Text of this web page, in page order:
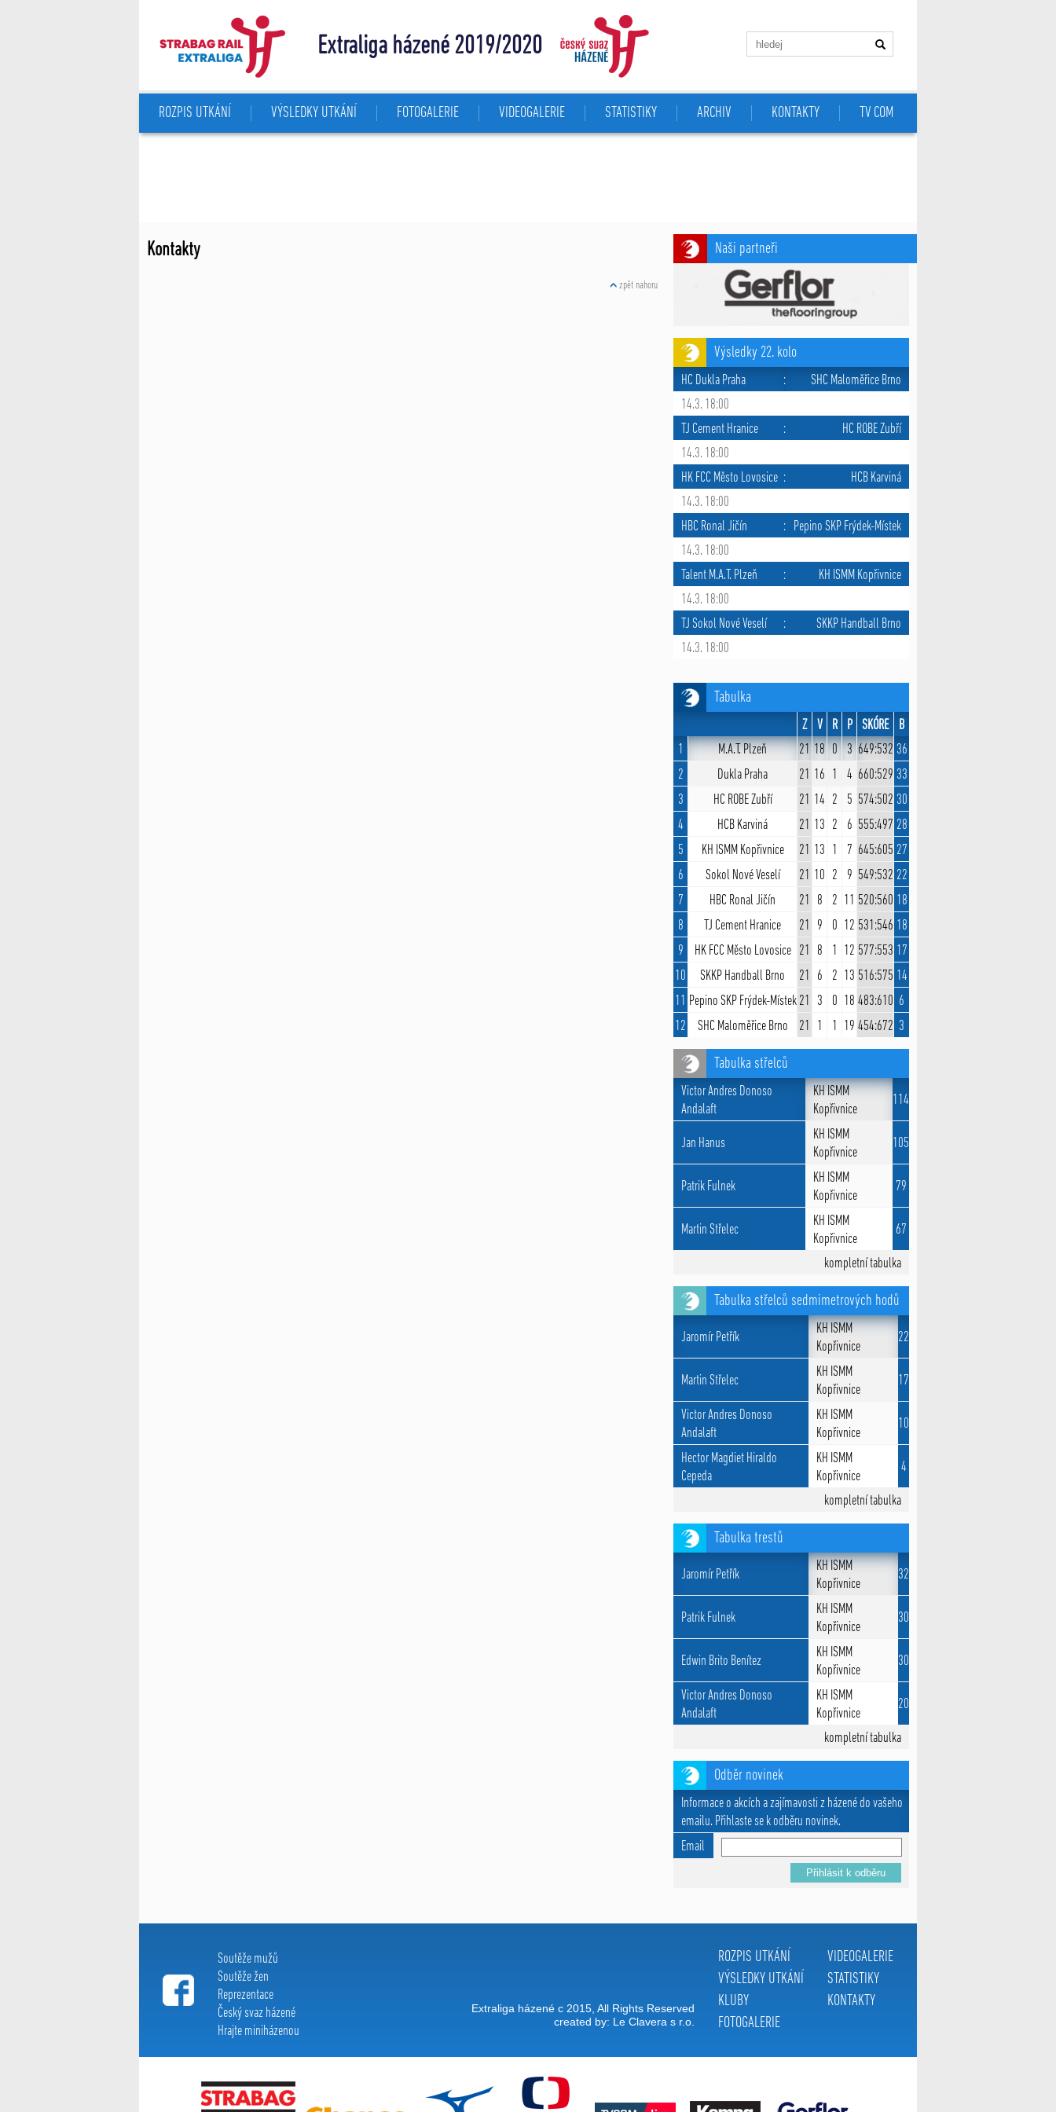
Extraliga házené 2019/2020
ROZPIS UTKÁNÍ VÝSLEDKY UTKÁNÍ FOTOGALERIE VIDEOGALERIE STATISTIKY ARCHIV KONTAKTY TV COM
Kontakty
zpět nahoru
Naši partneři
Výsledky 22. kolo
HC Dukla Praha :
SHC Maloměřice Brno
14.3. 18:00
TJ Cement Hranice
:
HC ROBE Zubří
14.3. 18:00
HK FCC Město Lovosice :
HCB Karviná
14.3. 18:00
HBC Ronal Jičín
: Pepino SKP Frýdek-Místek
14.3. 18:00
Talent M.A.T. Plzeň
:
KH ISMM Kopřivnice
14.3. 18:00
TJ Sokol Nové Veselí
:
SKKP Handball Brno
14.3. 18:00
Tabulka
Z V R P SKÓRE
B
1
M.A.T. Plzeň 21 18 0 3 649:532 36
2
Dukla Praha 21 16 1 4 660:529 33
3
HC ROBE Zubří 21 14 2 5 574:502 30
4
HCB Karviná 21 13 2 6 555:497 28
5
KH ISMM Kopřivnice 21 13 1 7 645:605 27
6
Sokol Nové Veselí 21 10 2 9 549:532 22
7
HBC Ronal Jičín 21 8 2 11 520:560 18
8
TJ Cement Hranice 21 9 0 12 531:546 18
9
HK FCC Město Lovosice 21 8 1 12 577:553 17
10
SKKP Handball Brno 21 6 2 13 516:575 14
11 Pepino SKP Frýdek-Místek 21 3 0 18 483:610 6
12
SHC Maloměřice Brno 21 1 1 19 454:672 3
Tabulka střelců
Victor Andres Donoso
Andalaft
KH ISMM
Kopřivnice
114
Jan Hanus
KH ISMM
Kopřivnice
105
Patrik Fulnek
KH ISMM
Kopřivnice
79
Martin Střelec
KH ISMM
Kopřivnice
67
kompletní tabulka
Tabulka střelců sedmimetrových hodů
Jaromír Petřík
KH ISMM
Kopřivnice
22
Martin Střelec
KH ISMM
Kopřivnice
17
Victor Andres Donoso
Andalaft
KH ISMM
Kopřivnice
10
Hector Magdiet Hiraldo
Cepeda
KH ISMM
Kopřivnice
4
kompletní tabulka
Tabulka trestů
Jaromír Petřík
KH ISMM
Kopřivnice
32
Patrik Fulnek
KH ISMM
Kopřivnice
30
Edwin Brito Benítez
KH ISMM
Kopřivnice
30
Victor Andres Donoso
Andalaft
KH ISMM
Kopřivnice
20
kompletní tabulka
Odběr novinek
Informace o akcích a zajímavosti z házené do vašeho
emailu. Přihlaste se k odběru novinek.
Email
Soutěže mužů
Soutěže žen
Reprezentace
Český svaz házené
Hrajte miniházenou
VIDEOGALERIE
STATISTIKY
KONTAKTY
ROZPIS UTKÁNÍ
VÝSLEDKY UTKÁNÍ
KLUBY
FOTOGALERIE
Extraliga házené c 2015, All Rights Reserved
created by: Le Clavera s r.o.